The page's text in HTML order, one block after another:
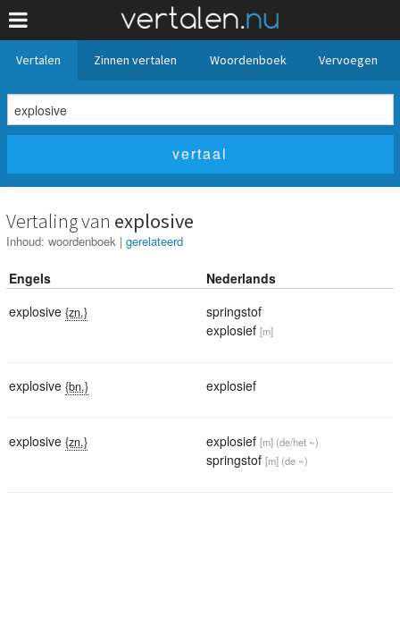
Vertalen Zinnen vertalen Woordenboek Vervoegen
Vertaling van explosive
Inhoud: woordenboek | gerelateerd
Engels
Nederlands
explosive {zn.}
springstof
explosief [m]
explosive {bn.} explosief
explosive {zn.} explosief [m] (de/het ~)
springstof [m] (de ~)